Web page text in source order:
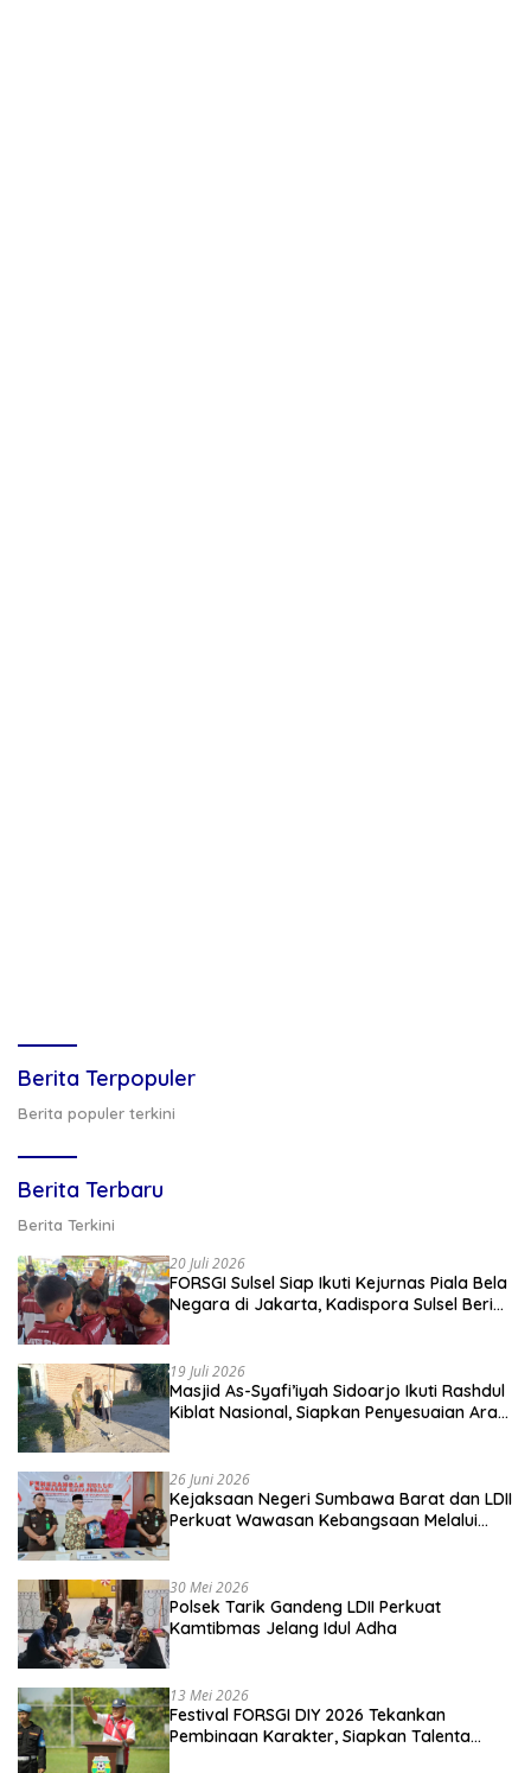
Berita Terpopuler
Berita populer terkini
Berita Terbaru
Berita Terkini
20 Juli 2026
FORSGI Sulsel Siap Ikuti Kejurnas Piala Bela
Negara di Jakarta, Kadispora Sulsel Beri
19 Juli 2026
Masjid As-Syafi’iyah Sidoarjo Ikuti Rashdul
Kiblat Nasional, Siapkan Penyesuaian Arah
26 Juni 2026
Kejaksaan Negeri Sumbawa Barat dan LDII
Perkuat Wawasan Kebangsaan Melalui
30 Mei 2026
Polsek Tarik Gandeng LDII Perkuat
Kamtibmas Jelang Idul Adha
13 Mei 2026
Festival FORSGI DIY 2026 Tekankan
Pembinaan Karakter, Siapkan Talenta